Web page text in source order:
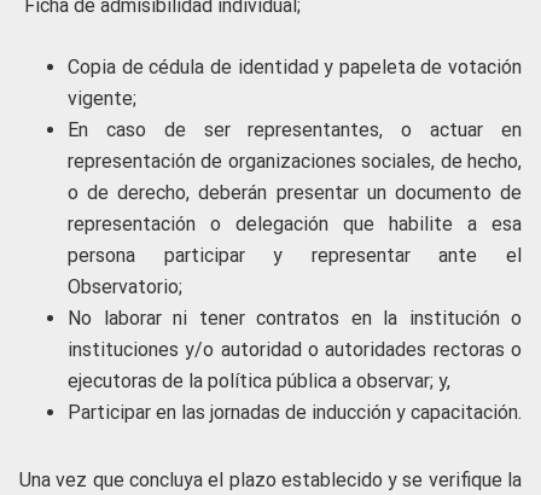
Ficha de admisibilidad individual;
Copia de cédula de identidad y papeleta de votación
vigente;
En caso de ser representantes, o actuar en
representación de organizaciones sociales, de hecho,
o de derecho, deberán presentar un documento de
representación o delegación que habilite a esa
persona participar y representar ante el
Observatorio;
No laborar ni tener contratos en la institución o
instituciones y/o autoridad o autoridades rectoras o
ejecutoras de la política pública a observar; y,
Participar en las jornadas de inducción y capacitación.
Una vez que concluya el plazo establecido y se verifique la